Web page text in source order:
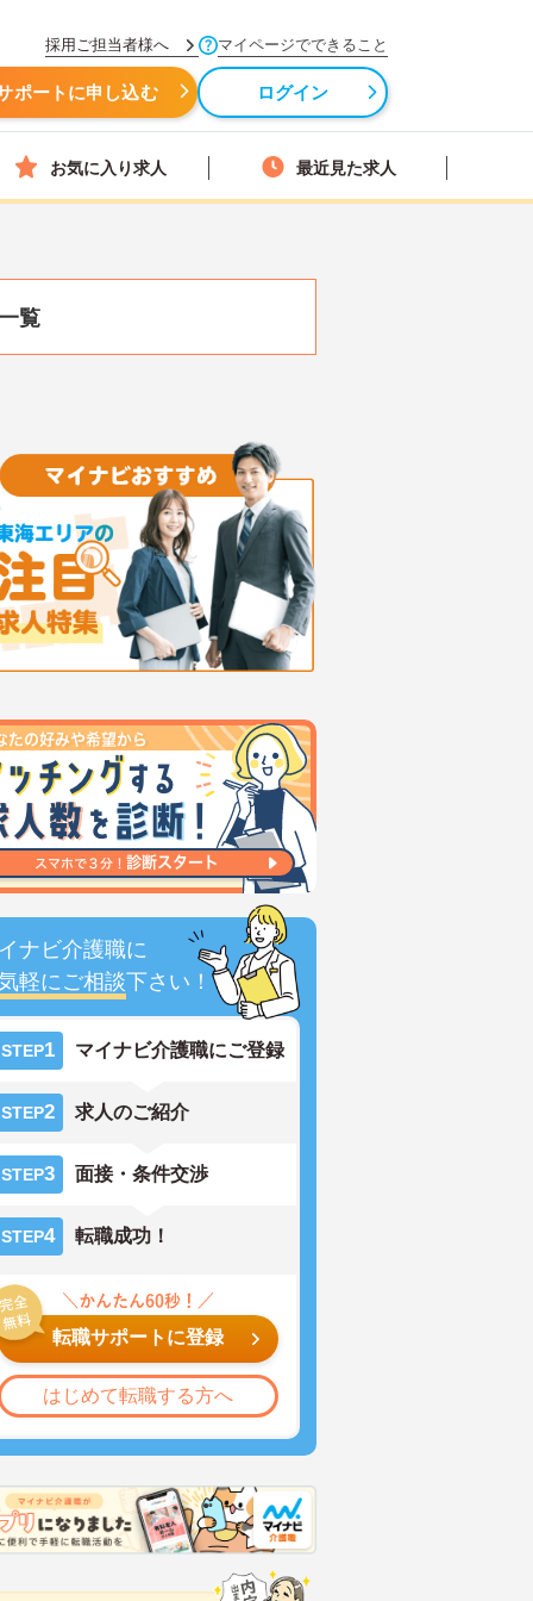
採用ご担当者様へ マイページでできること
ポートに申し込む ログイン
お気に入り求人 最近見た求人
覧
ナビ介護職に
軽にご相談下さい！
STEP1 マイナビ介護職にご登録
STEP2 求人のご紹介
STEP3 面接・条件交渉
STEP4 転職成功！
転職サポートに登録
はじめて転職する方へ